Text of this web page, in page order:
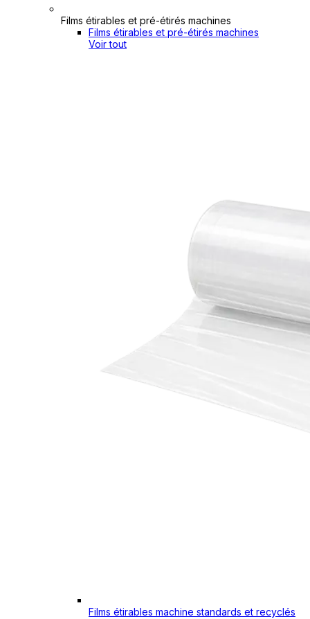
Films étirables et pré-étirés machines
Films étirables et pré-étirés machines
Voir tout
Films étirables machine standards et recyclés